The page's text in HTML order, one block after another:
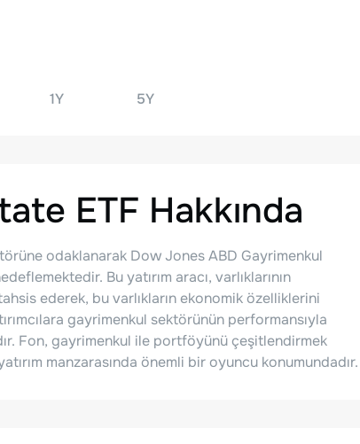
1Y 5Y
ETF Hakkında
odaklanarak Dow Jones ABD Gayrimenkul
Bu yatırım aracı, varlıklarının
ederek, bu varlıkların ekonomik özelliklerini
gayrimenkul sektörünün performansıyla
Fon, gayrimenkul ile portföyünü çeşitlendirmek
manzarasında önemli bir oyuncu konumundadır.